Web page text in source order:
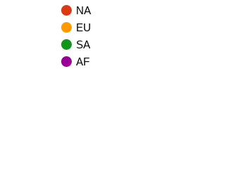
NA
EU
SA
AF